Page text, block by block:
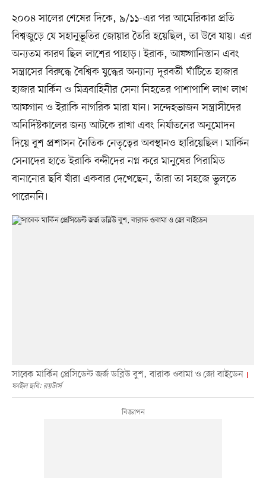
২০০৪ সালের শেষের দিকে, ৯/১১-এর পর আমেরিকার প্রতি
বিশ্বজুড়ে যে সহানুভূতির জোয়ার তৈরি হয়েছিল, তা উবে যায়। এর
অন্যতম কারণ ছিল লাশের পাহাড়। ইরাক, আফগানিস্তান এবং
সন্ত্রাসের বিরুদ্ধে বৈশ্বিক যুদ্ধের অন্যান্য দূরবর্তী ঘাঁটিতে হাজার
হাজার মার্কিন ও মিত্রবাহিনীর সেনা নিহতের পাশাপাশি লাখ লাখ
আফগান ও ইরাকি নাগরিক মারা যান। সন্দেহভাজন সন্ত্রাসীদের
অনির্দিষ্টকালের জন্য আটকে রাখা এবং নির্যাতনের অনুমোদন
দিয়ে বুশ প্রশাসন নৈতিক নেতৃত্বের অবস্থানও হারিয়েছিল। মার্কিন
সেনাদের হাতে ইরাকি বন্দীদের নগ্ন করে মানুষের পিরামিড
বানানোর ছবি যাঁরা একবার দেখেছেন, তাঁরা তা সহজে ভুলতে
পারেননি।
সাবেক মার্কিন প্রেসিডেন্ট জর্জ ডব্লিউ বুশ, বারাক ওবামা ও জো বাইডেন
ফাইল ছবি: রয়টার্স